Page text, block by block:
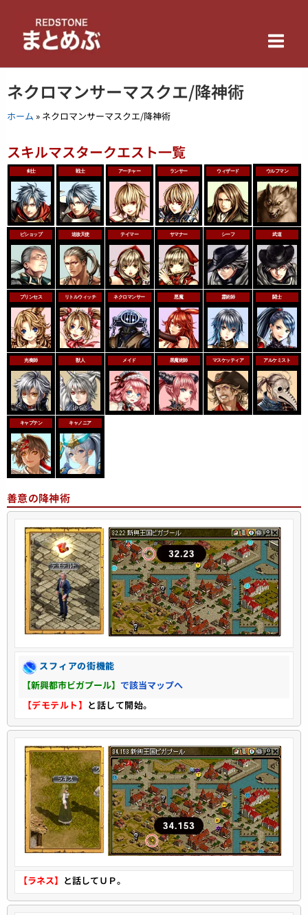
キ
ッネクロマンサーマスクエ/降神術
ホーム » ネクロマンサーマスクエ/降神術
スキルマスタークエスト一覧
剣士 戦士 アーチャー ランサー ウィザード ウルフマン
ビショップ 追放天使 テイマー サマナー シーフ 武道
プリンセス リトルウィッチ ネクロマンサー 悪魔 霊術師 闘士
光奏師 獣人 メイド 黒魔術師 マスケッティア アルケミスト
キャプテン キャノニア
善意の降神術
スフィアの街機能
【新興都市ビガプール】 で該当マップへ
【デモテルト】 と話して開始。
【ラネス】 と話してＵＰ。